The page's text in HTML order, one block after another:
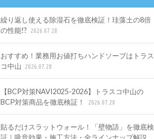
繰り返し使える除湿石を徹底検証！珪藻土の8倍
の性能!?
2026.07.28
おすすめ！業務用お値打ちハンドソープはトラス
コ中山
2026.07.28
【BCP対策NAVI2025-2026】トラスコ中山の
BCP対策商品を徹底検証！
2026.07.28
貼るだけスラットウォール！「壁物語」を徹底検